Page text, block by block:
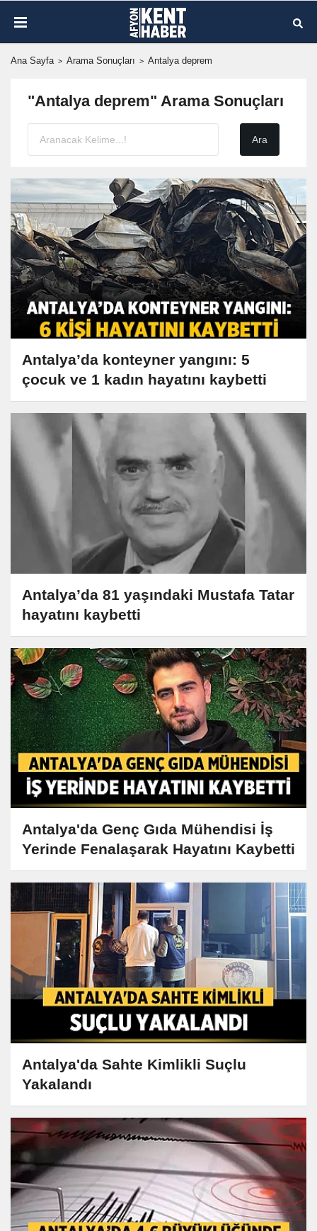
Ana Sayfa Arama Sonuçları Antalya deprem
"Antalya deprem" Arama Sonuçları
Antalya’da konteyner yangını: 5
çocuk ve 1 kadın hayatını kaybetti
Antalya’da 81 yaşındaki Mustafa Tatar
hayatını kaybetti
Antalya'da Genç Gıda Mühendisi İş
Yerinde Fenalaşarak Hayatını Kaybetti
Antalya'da Sahte Kimlikli Suçlu
Yakalandı